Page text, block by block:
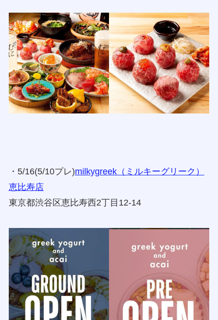
・5/11大衆酒場 むに 吉祥寺店
東京都武蔵野市吉祥寺本町1丁目13-1 観音ビル 2F
・5/16(5/10プレ)milkygreek（ミルキーグリーク）
恵比寿店